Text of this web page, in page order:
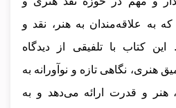
به علاقه‌مندان به هنر، نقد و
کتاب با تلفیقی از دیدگاه
هنری، نگاهی تازه و نوآورانه به
هنر و قدرت ارائه می‌دهد و به